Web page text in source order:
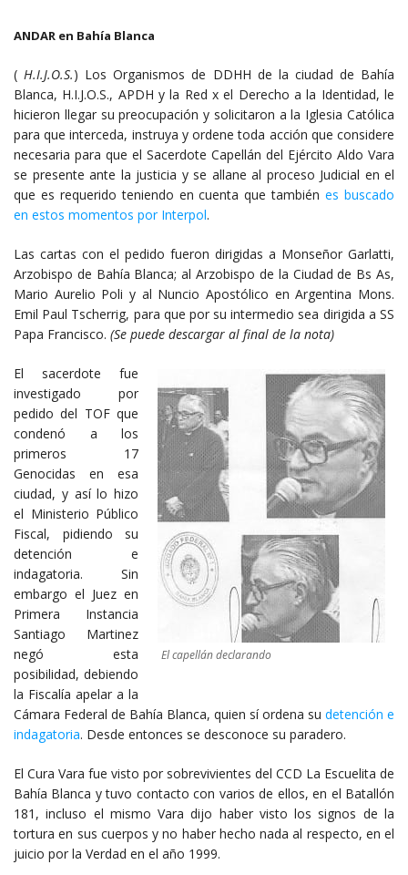
ANDAR en Bahía Blanca
(H.I.J.O.S.) Los Organismos de DDHH de la ciudad de Bahía
Blanca, H.I.J.O.S., APDH y la Red x el Derecho a la Identidad, le
hicieron llegar su preocupación y solicitaron a la Iglesia Católica
para que interceda, instruya y ordene toda acción que considere
necesaria para que el Sacerdote Capellán del Ejército Aldo Vara
se presente ante la justicia y se allane al proceso Judicial en el
que es requerido teniendo en cuenta que también es buscado
en estos momentos por Interpol.
Las cartas con el pedido fueron dirigidas a Monseñor Garlatti,
Arzobispo de Bahía Blanca; al Arzobispo de la Ciudad de Bs As,
Mario Aurelio Poli y al Nuncio Apostólico en Argentina Mons.
Emil Paul Tscherrig, para que por su intermedio sea dirigida a SS
Papa Francisco. (Se puede descargar al final de la nota)
El capellán declarando
El sacerdote fue
investigado por
pedido del TOF que
condenó a los
primeros 17
Genocidas en esa
ciudad, y así lo hizo
el Ministerio Público
Fiscal, pidiendo su
detención e
indagatoria. Sin
embargo el Juez en
Primera Instancia
Santiago Martinez
negó esta
posibilidad, debiendo
la Fiscalía apelar a la
Cámara Federal de Bahía Blanca, quien sí ordena su detención e
indagatoria. Desde entonces se desconoce su paradero.
El Cura Vara fue visto por sobrevivientes del CCD La Escuelita de
Bahía Blanca y tuvo contacto con varios de ellos, en el Batallón
181, incluso el mismo Vara dijo haber visto los signos de la
tortura en sus cuerpos y no haber hecho nada al respecto, en el
juicio por la Verdad en el año 1999.